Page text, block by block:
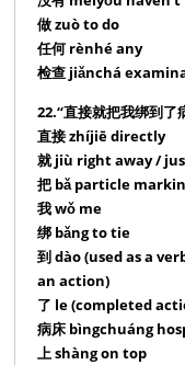
做 zuò to do
任何 rènhé any
检查 jiǎnchá
22.“直接就把我绑到了
直接 zhíjiē directly
就 jiù right away /
把 bǎ particle
我 wǒ me
绑 bǎng to tie
到 dào (used as a
an action)
了 le (completed
病床 bìngchuáng
上 shàng on top